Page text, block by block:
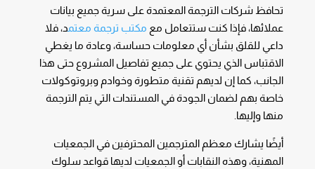
تحافظ شركات الترجمة المعتمدة على سرية جميع بيانات
عملائها، فإذا كنت ستتعامل مع مكتب ترجمة معتمد، فلا
داعي للقلق بشأن أي معلومات حساسة، وعادة ما يغطي
الاقتباس الذي يحتوي على جميع تفاصيل المشروع حتى هذا
الجانب، كما إن لديهم تقنية متطورة وخوادم وبروتوكولات
خاصة بهم لضمان الجودة في المستندات التي يتم الترجمة
منها وإليها.
أيضًا يشارك معظم المترجمين المحترفين في الجمعيات
المهنية، وهذه النقابات أو الجمعيات لديها قواعد سلوك